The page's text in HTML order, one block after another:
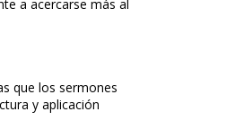
a acercarse más al
que los sermones
y aplicación